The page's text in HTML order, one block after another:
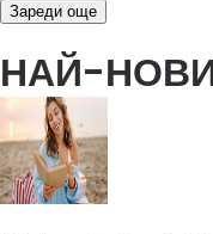
Зареди още
НАЙ-